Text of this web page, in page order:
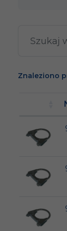
Znaleziono